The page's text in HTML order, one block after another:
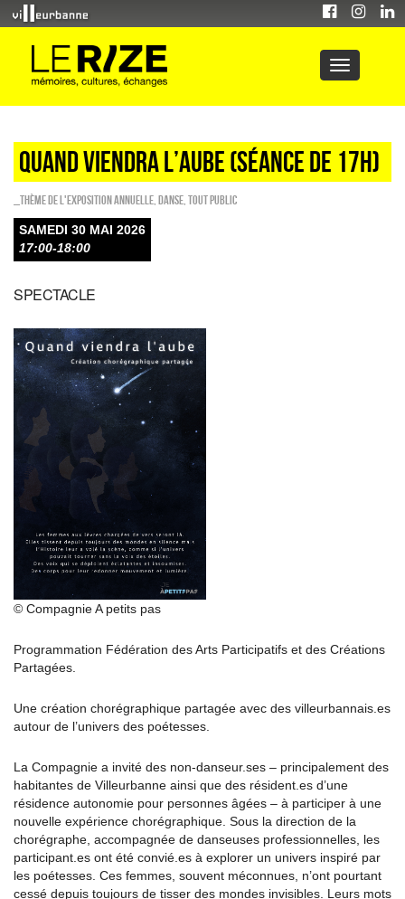
QUAND VIENDRA L’AUBE (séance de 17h)
_Thème de l'exposition annuelle Danse Tout public
SAMEDI 30 MAI 2026
17:00-18:00
SPECTACLE
© Compagnie A petits pas
Programmation Fédération des Arts Participatifs et des Créations
Partagées.
Une création chorégraphique partagée avec des villeurbannais.es
autour de l’univers des poétesses.
La Compagnie a invité des non-danseur.ses – principalement des
habitantes de Villeurbanne ainsi que des résident.es d’une
résidence autonomie pour personnes âgées – à participer à une
nouvelle expérience chorégraphique. Sous la direction de la
chorégraphe, accompagnée de danseuses professionnelles, les
participant.es ont été convié.es à explorer un univers inspiré par
les poétesses. Ces femmes, souvent méconnues, n’ont pourtant
cessé depuis toujours de tisser des mondes invisibles. Leurs mots